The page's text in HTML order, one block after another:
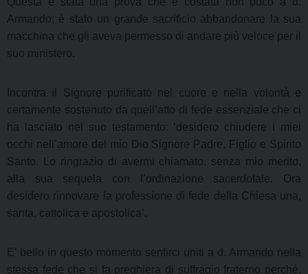
Armando; è stato un grande sacrificio abbandonare la sua
macchina che gli aveva permesso di andare più veloce per il
suo ministero.
Incontra il Signore purificato nel cuore e nella volontà e
certamente sostenuto da quell’atto di fede essenziale che ci
ha lasciato nel suo testamento: ‘desidero chiudere i miei
occhi nell’amore del mio Dio Signore Padre, Figlio e Spirito
Santo. Lo ringrazio di avermi chiamato, senza mio merito,
alla sua sequela con l’ordinazione sacerdotale. Ora
desidero rinnovare la professione di fede della Chiesa una,
santa, cattolica e apostolica’.
E’ bello in questo momento sentirci uniti a d. Armando nella
stessa fede che si fa preghiera di suffragio fraterno perché,